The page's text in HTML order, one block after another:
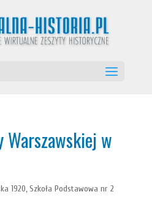
w
1920,Szkoła Podstawowa nr 2